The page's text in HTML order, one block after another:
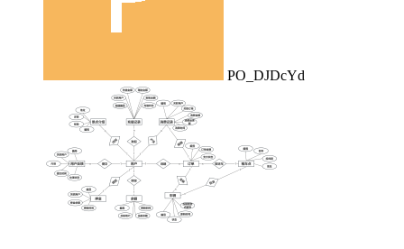
PO_DJDcYd